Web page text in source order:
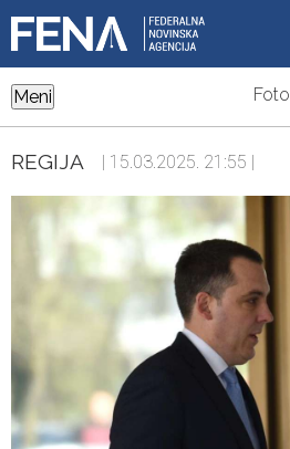
Meni Foto
REGIJA | 15.03.2025. 21:55 |